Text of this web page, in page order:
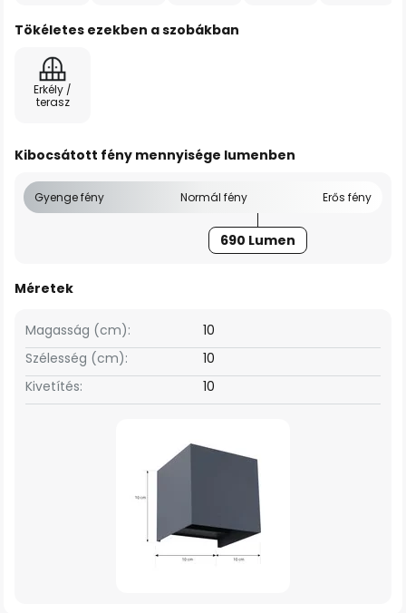
Tökéletes ezekben a szobákban
Erkély /
terasz
Kibocsátott fény mennyisége lumenben
Gyenge fény Normál fény Erős fény
690 Lumen
Méretek
Szélesség (cm): 10
Magasság (cm): 10
Kivetítés: 10